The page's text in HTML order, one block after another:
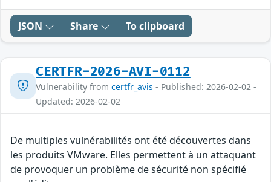
JSON Share To clipboard
CERTFR-2026-AVI-0112
Vulnerability from certfr_avis - Published: 2026-02-02 -
Updated: 2026-02-02
De multiples vulnérabilités ont été découvertes dans
les produits VMware. Elles permettent à un attaquant
de provoquer un problème de sécurité non spécifié